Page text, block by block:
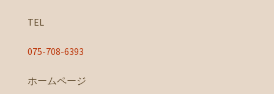
TEL
075-708-6393
ホームページ